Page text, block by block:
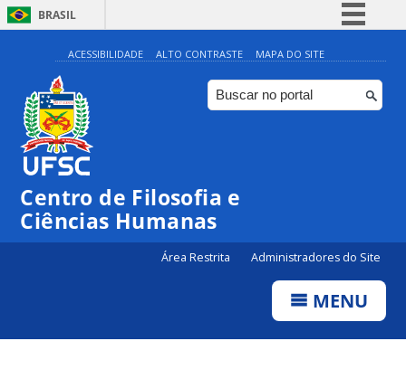
BRASIL
Simplifique!
Comunica BR
Participe
ACESSIBILIDADE ALTO CONTRASTE MAPA DO SITE
Centro de Filosofia e
Ciências Humanas
Área Restrita Administradores do Site
MENU